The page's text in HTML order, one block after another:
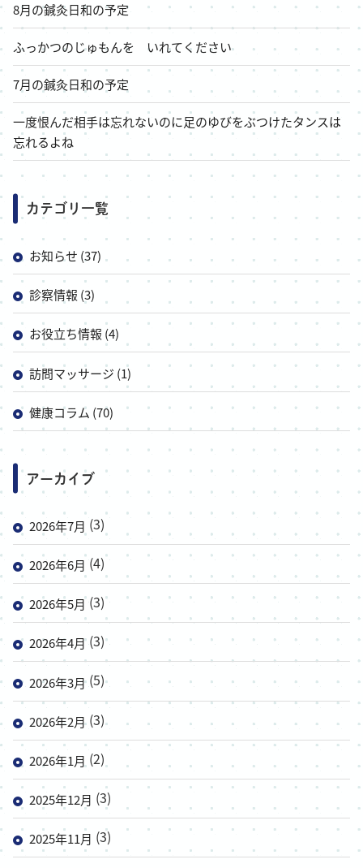
8月の鍼灸日和の予定
ふっかつのじゅもんを いれてください
7月の鍼灸日和の予定
一度恨んだ相手は忘れないのに足のゆびをぶつけたタンスは
忘れるよね
カテゴリ一覧
お知らせ (37)
診察情報 (3)
お役立ち情報 (4)
訪問マッサージ (1)
健康コラム (70)
アーカイブ
2026年7月 (3)
2026年6月(4)
2026年5月(3)
2026年4月(3)
2026年3月(5)
2026年2月(3)
2026年1月 (2)
2025年12月 (3)
2025年11月 (3)